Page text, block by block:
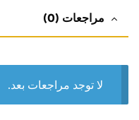
مراجعات (0)
لا توجد مراجعات بعد.